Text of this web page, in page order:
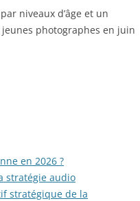
niveaux d’âge et un
photographes en juin
en 2026 ?
stratégie audio
stratégique de la